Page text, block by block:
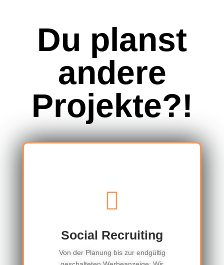
Du planst
andere
Projekte?!
Social Recruiting
Von der Planung bis zur endgültig